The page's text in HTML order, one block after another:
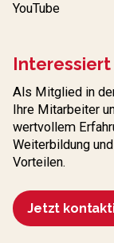
YouTube
Als Mitglied in
Ihre Mitarbeiter
wertvollem
Weiterbildung
Vorteilen.
Jetzt